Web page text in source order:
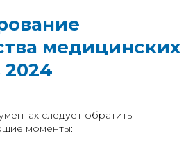
медицинских
2024
следует обратить
моменты: